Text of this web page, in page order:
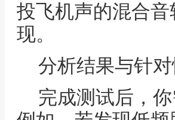
投飞机声的混合
现。
分析结果与针
完成测试后，